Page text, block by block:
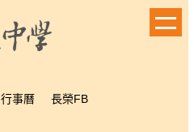
行事曆
長榮FB